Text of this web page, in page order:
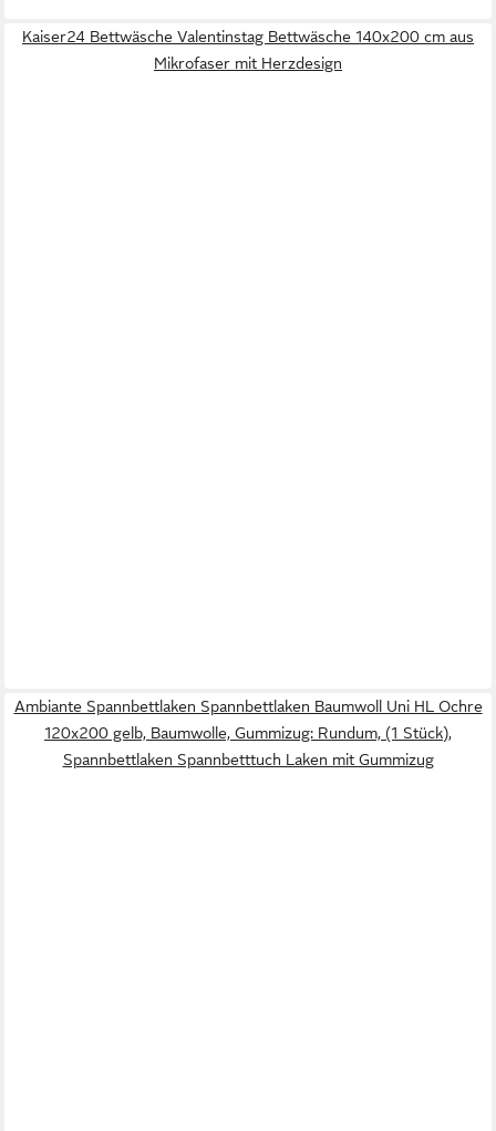
Kaiser24 Bettwäsche Valentinstag Bettwäsche 140x200 cm aus
Mikrofaser mit Herzdesign
Ambiante Spannbettlaken Spannbettlaken Baumwoll Uni HL Ochre
120x200 gelb, Baumwolle, Gummizug: Rundum, (1 Stück),
Spannbettlaken Spannbetttuch Laken mit Gummizug